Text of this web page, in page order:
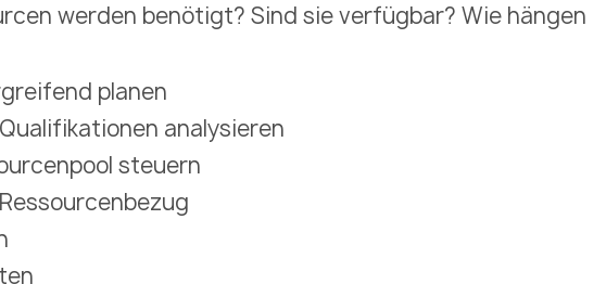
werden benötigt? Sind sie verfügbar? Wie hängen
planen
analysieren
steuern